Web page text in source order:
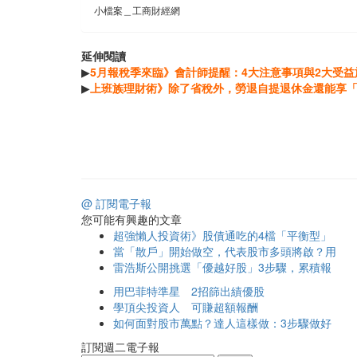
小檔案＿工商財經網
延伸閱讀
▶5月報稅季來臨》會計師提醒：4大注意事項與2大受益
▶上班族理財術》除了省稅外，勞退自提退休金還能享
@ 訂閱電子報
您可能有興趣的文章
超強懶人投資術》股債通吃的4檔「平衡型」
當「散戶」開始做空，代表股市多頭將啟？用
雷浩斯公開挑選「優越好股」3步驟，累積報
用巴菲特準星 2招篩出績優股
學頂尖投資人 可賺超額報酬
如何面對股市萬點？達人這樣做：3步驟做好
訂閱週二電子報